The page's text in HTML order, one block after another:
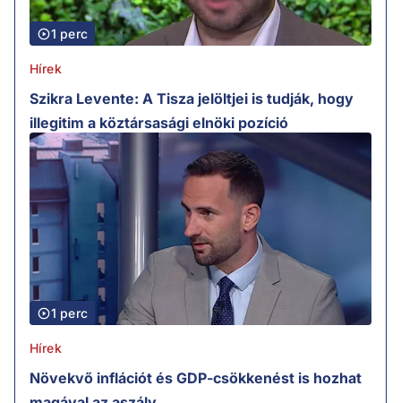
1 perc
Hírek
Szikra Levente: A Tisza jelöltjei is tudják, hogy
illegitim a köztársasági elnöki pozíció
1 perc
Hírek
Növekvő inflációt és GDP-csökkenést is hozhat